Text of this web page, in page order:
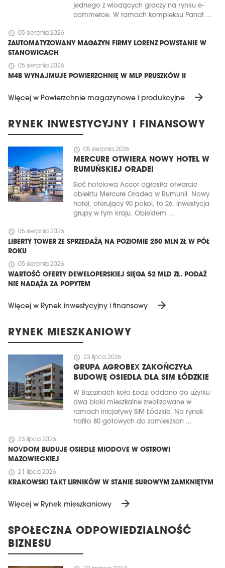
jednego z wiodących graczy na rynku e-
commerce. W ramach kompleksu Panat ...
schedule 05 sierpnia 2026
ZAUTOMATYZOWANY MAGAZYN FIRMY LORENZ POWSTANIE W
STANOWICACH
schedule 05 sierpnia 2026
M4B WYNAJMUJE POWIERZCHNIĘ W MLP PRUSZKÓW II
Więcej w Powierzchnie magazynowe i produkcyjne arrow_forward
RYNEK INWESTYCYJNY I FINANSOWY
schedule 05 sierpnia 2026
MERCURE OTWIERA NOWY HOTEL W
RUMUŃSKIEJ ORADEI
Sieć hotelowa Accor ogłosiła otwarcie
obiektu Mercure Oradea w Rumunii. Nowy
hotel, oferujący 90 pokoi, to 26. inwestycja
grupy w tym kraju. Obiektem ...
schedule 05 sierpnia 2026
LIBERTY TOWER ZE SPRZEDAŻĄ NA POZIOMIE 250 MLN ZŁ W PÓŁ
ROKU
schedule 05 sierpnia 2026
WARTOŚĆ OFERTY DEWELOPERSKIEJ SIĘGA 52 MLD ZŁ. PODAŻ
NIE NADĄŻA ZA POPYTEM
Więcej w Rynek inwestycyjny i finansowy arrow_forward
RYNEK MIESZKANIOWY
schedule 23 lipca 2026
GRUPA AGROBEX ZAKOŃCZYŁA
BUDOWĘ OSIEDLA DLA SIM ŁÓDZKIE
W Brzezinach koło Łodzi oddano do użytku
dwa bloki mieszkalne zrealizowane w
ramach inicjatywy SIM Łódzkie. Na rynek
trafiło 80 gotowych do zamieszkan ...
schedule 23 lipca 2026
NOVDOM BUDUJE OSIEDLE MIODOVE W OSTROWI
MAZOWIECKIEJ
schedule 21 lipca 2026
KRAKOWSKI TAKT LIRNIKÓW W STANIE SUROWYM ZAMKNIĘTYM
Więcej w Rynek mieszkaniowy arrow_forward
SPOŁECZNA ODPOWIEDZIALNOŚĆ
BIZNESU